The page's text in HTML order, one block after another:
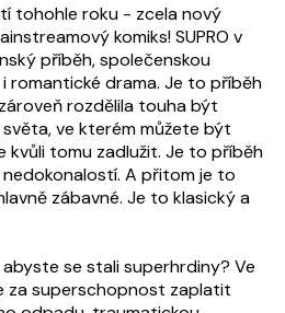
tohohle roku - zcela nový
komiks! SUPRO v
příběh, společenskou
romantické drama. Je to příběh
rozdělila touha být
ve kterém můžete být
kvůli tomu zadlužit. Je to příběh
A přitom je to
zábavné. Je to klasický a
se stali superhrdiny? Ve
za superschopnost zaplatit